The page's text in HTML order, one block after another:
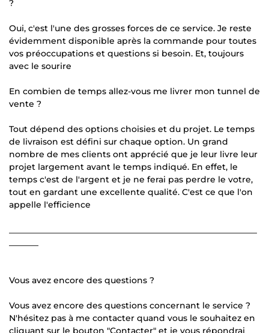
?
Oui, c'est l'une des grosses forces de ce service. Je reste
évidemment disponible après la commande pour toutes
vos préoccupations et questions si besoin. Et, toujours
avec le sourire
En combien de temps allez-vous me livrer mon tunnel de
vente ?
Tout dépend des options choisies et du projet. Le temps
de livraison est défini sur chaque option. Un grand
nombre de mes clients ont apprécié que je leur livre leur
projet largement avant le temps indiqué. En effet, le
temps c'est de l'argent et je ne ferai pas perdre le votre,
tout en gardant une excellente qualité. C'est ce que l'on
appelle l'efficience
Vous avez encore des questions ?
Vous avez encore des questions concernant le service ?
N'hésitez pas à me contacter quand vous le souhaitez en
cliquant sur le bouton "Contacter" et je vous répondrai